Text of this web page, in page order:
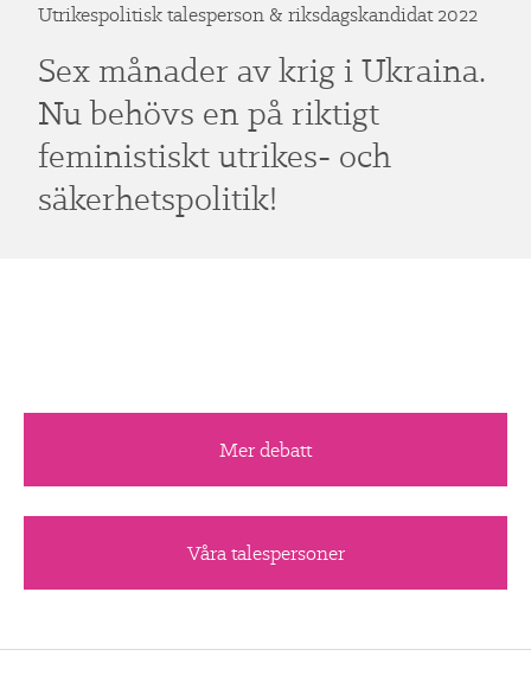
Utrikespolitisk talesperson & riksdagskandidat 2022
Sex månader av krig i Ukraina.
Nu behövs en på riktigt
feministiskt utrikes- och
säkerhetspolitik!
Mer debatt
Våra talespersoner